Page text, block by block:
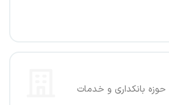
بانکداری و خدمات